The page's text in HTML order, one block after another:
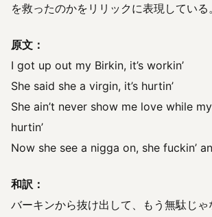
を救ったのかをリリックに表現している。
原文：
I got up out my Birkin, it’s workin’
She said she a virgin, it’s hurtin’
She ain’t never show me love while
hurtin’
Now she see a nigga on, she fuckin’
和訳：
バーキンから抜け出して、もう無駄じゃ